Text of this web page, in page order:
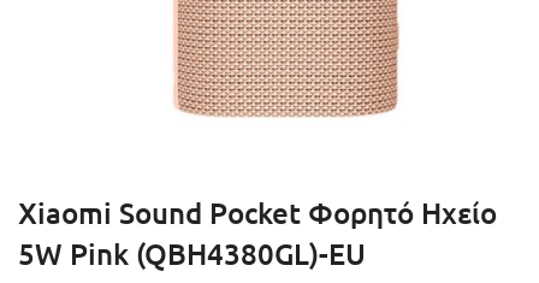
Xiaomi Sound Pocket Φορητό Ηχείο
5W Pink (QBH4380GL)-EU